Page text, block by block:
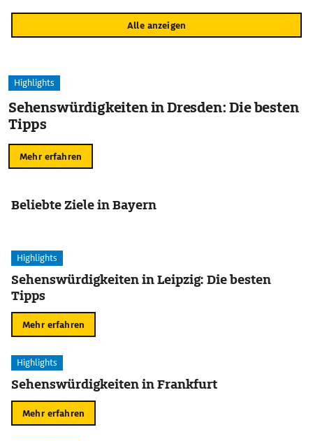
Alle anzeigen
Highlights
Sehenswürdigkeiten in Dresden: Die besten
Tipps
Mehr erfahren
Beliebte Ziele in Bayern
Highlights
Sehenswürdigkeiten in Leipzig: Die besten
Tipps
Mehr erfahren
Highlights
Sehenswürdigkeiten in Frankfurt
Mehr erfahren